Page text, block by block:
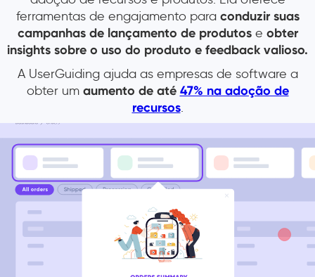
ferramentas de engajamento para conduzir suas
campanhas de lançamento de produtose obter
insights sobre o uso do produto e feedback valioso.
A UserGuiding ajuda as empresas de software a
obter um aumento deaté 47% na adoção de
recursos.